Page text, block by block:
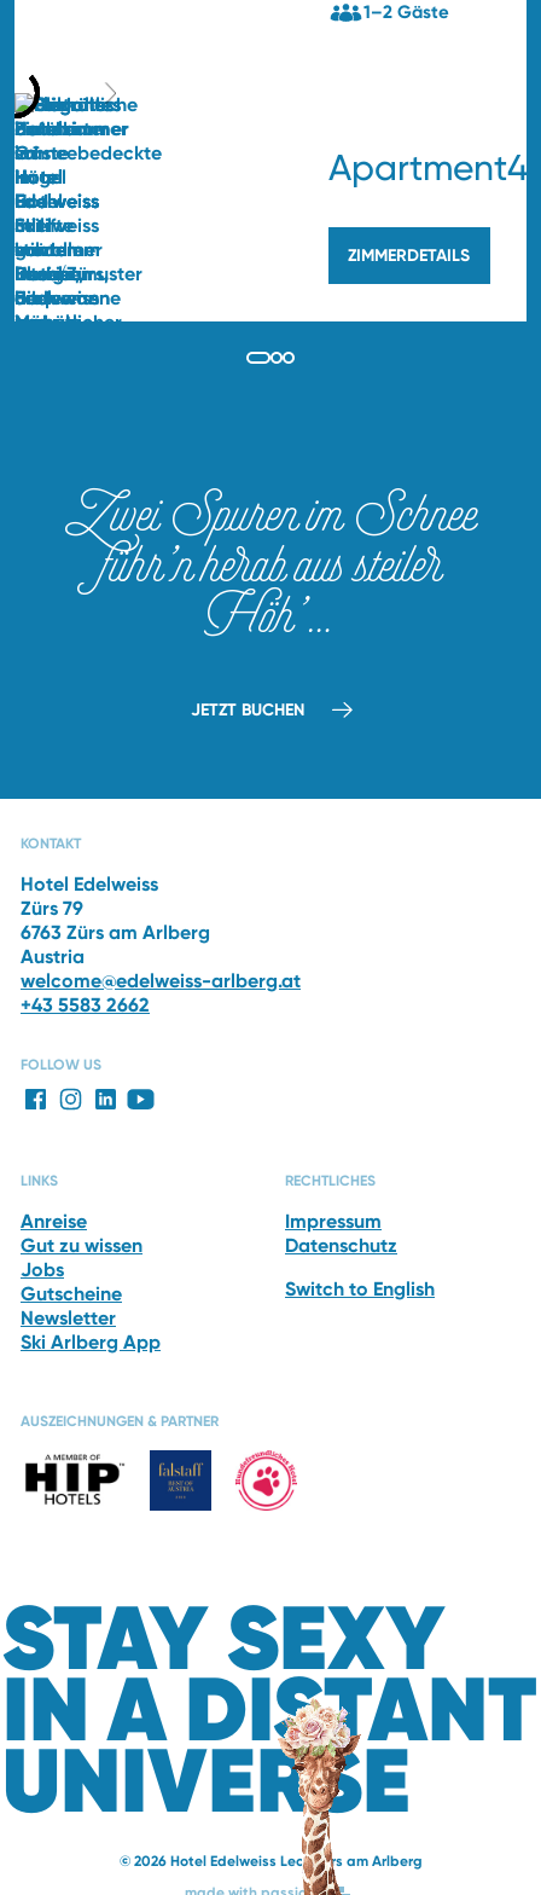
1–2 Gäste
ZIMMERDETAILS
Zwei Spuren im Schnee
führ’nherab aus steiler
Höh’…
JETZT BUCHEN
KONTAKT
Hotel Edelweiss
Zürs 79
6763 Zürs am Arlberg
Austria
welcome@edelweiss-arlberg.at
+43 5583 2662
FOLLOW US
LINKS
Anreise
Gut zu wissen
Jobs
Gutscheine
Newsletter
Ski Arlberg App
RECHTLICHES
Impressum
Datenschutz
Switch to English
AUSZEICHNUNGEN & PARTNER
STAY SEXY
IN A DISTANT
UNIVERSE
© 2026 Hotel Edelweiss Lech Zürs am Arlberg